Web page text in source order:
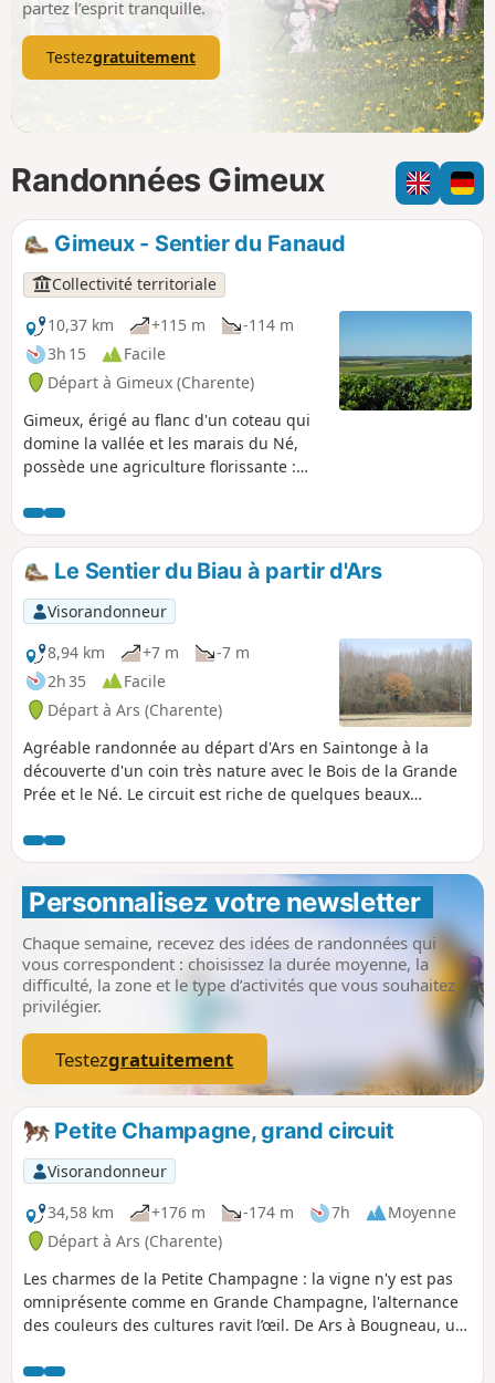
partez l’esprit tranquille.
Testezgratuitement
Randonnées Gimeux
Gimeux - Sentier du Fanaud
Collectivité territoriale
10,37 km
+115 m
-114 m
3h 15
Facile
Départ à Gimeux (Charente)
Gimeux, érigé au flanc d'un coteau qui
domine la vallée et les marais du Né,
possède une agriculture florissante :
vignoble sur les coteaux. Des vestiges
de sépultures et le tracé de la voie
romaine, dite "Chemin Boisné", révèlent
l'occupation ancienne du lieu. L'église
paroissiale date du 12e siècle. On peut
également remarquer une ancienne
chapelle ainsi que, sur le coteau de
Fanaud, les restes d'un moulin à vent.
Le Sentier du Biau à partir d'Ars
Visorandonneur
8,94 km
+7 m
-7 m
2h 35
Facile
Départ à Ars (Charente)
Agréable randonnée au départ d'Ars en Saintonge à la
découverte d'un coin très nature avec le Bois de la Grande
Prée et le Né. Le circuit est riche de quelques beaux
Bûcher d'Ars, le Château d'Ars en début de parcours et
l'Église Saint-Maclou au retour.
Personnalisez votre newsletter
Chaque semaine, recevez des idées de randonnées qui
vous correspondent : choisissez la durée moyenne, la
difficulté, la zone et le type d’activités que vous souhaitez
privilégier.
Testezgratuitement
Petite Champagne, grand circuit
Visorandonneur
34,58 km
+176 m -174 m 7h
Moyenne
Départ à Ars (Charente)
Les charmes de la Petite Champagne : la vigne n'y est pas
omniprésente comme en Grande Champagne, l'alternance
des couleurs des cultures ravit l’œil. De Ars à Bougneau, un
la Charente. De Bougneau à Lonzac une promenade sur de